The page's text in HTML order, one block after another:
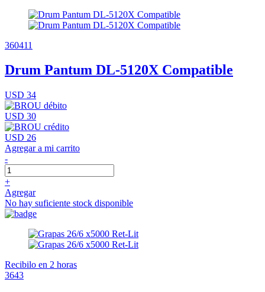
360411
Drum Pantum DL-5120X Compatible
USD 34
USD 30
USD 26
Agregar a mi carrito
-
+
Agregar
No hay suficiente stock disponible
Recibilo en 2 horas
3643